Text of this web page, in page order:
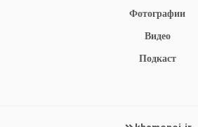
Фотографии
Видео
Подкаст